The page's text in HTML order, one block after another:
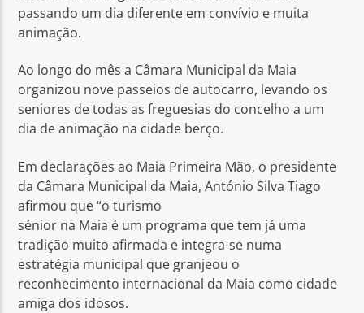
Rádio No ar
passando um dia diferente em convívio e muita
animação.
Ao longo do mês a Câmara Municipal da Maia
organizou nove passeios de autocarro, levando os
seniores de todas as freguesias do concelho a um
dia de animação na cidade berço.
Em declarações ao Maia Primeira Mão, o presidente
da Câmara Municipal da Maia, António Silva Tiago
afirmou que “o turismo
sénior na Maia é um programa que tem já uma
tradição muito afirmada e integra-se numa
estratégia municipal que granjeou o
reconhecimento internacional da Maia como cidade
amiga dos idosos.